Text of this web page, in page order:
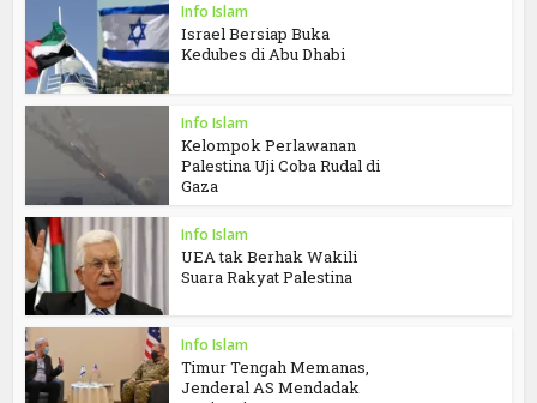
Info Islam
Israel Bersiap Buka
Kedubes di Abu Dhabi
Info Islam
Kelompok Perlawanan
Palestina Uji Coba Rudal di
Gaza
Info Islam
UEA tak Berhak Wakili
Suara Rakyat Palestina
Info Islam
Timur Tengah Memanas,
Jenderal AS Mendadak